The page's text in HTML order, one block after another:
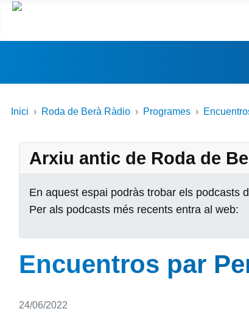
Inici Roda de Berà Ràdio Programes
Arxiu antic de Roda de
En aquest espai podràs trobar els podcasts
Per als podcasts més recents entra al web:
Encuentros par
Detalls
24/06/2022